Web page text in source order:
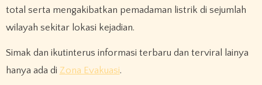
total serta mengakibatkan pemadaman listrik di sejumlah
wilayah sekitar lokasi kejadian.
Simak dan ikutinterus informasi terbaru dan terviral lainya
hanya ada di Zona Evakuasi.